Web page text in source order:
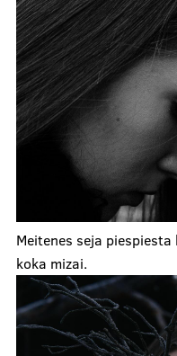
Meitenes seja
koka mizai.